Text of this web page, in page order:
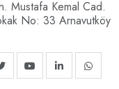
Mustafa Kemal Cad.
No: 33 Arnavutköy